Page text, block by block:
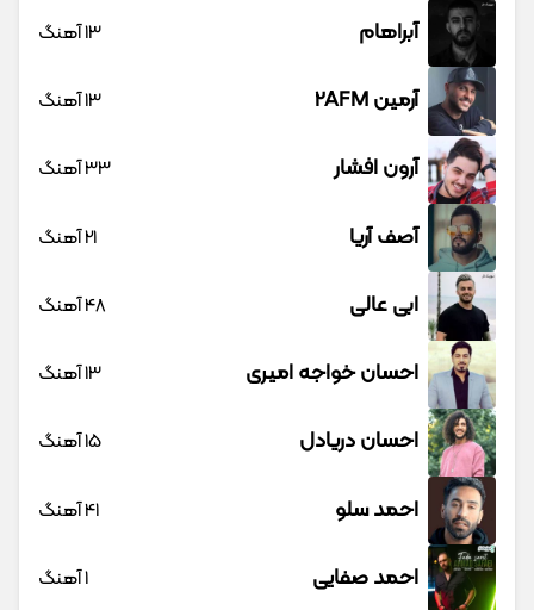
آبراهام 13 آهنگ
آرمین 2AFM 13 آهنگ
آرون افشار 33 آهنگ
آصف آریا 21 آهنگ
ابی عالی 48 آهنگ
احسان خواجه امیری 13 آهنگ
احسان دریادل 15 آهنگ
احمد سلو 41 آهنگ
احمد صفایی 1 آهنگ